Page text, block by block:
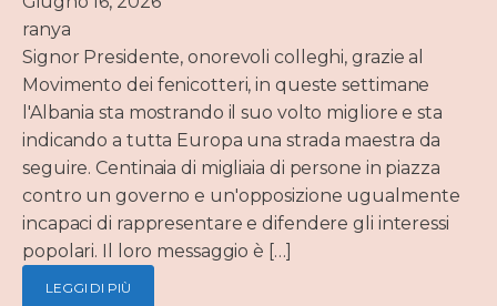
ranya
Signor Presidente, onorevoli colleghi, grazie al
Movimento dei fenicotteri, in queste settimane
l'Albania sta mostrando il suo volto migliore e sta
indicando a tutta Europa una strada maestra da
seguire. Centinaia di migliaia di persone in piazza
contro un governo e un'opposizione ugualmente
incapaci di rappresentare e difendere gli interessi
popolari. Il loro messaggio è […]
LEGGI DI PIÙ